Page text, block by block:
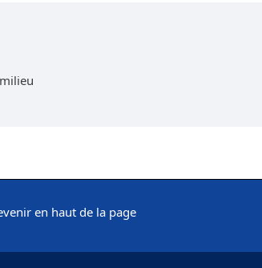
en haut de la page